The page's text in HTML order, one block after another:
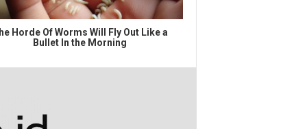
Horde Of Worms Will Fly Out Like a
Bullet In the Morning